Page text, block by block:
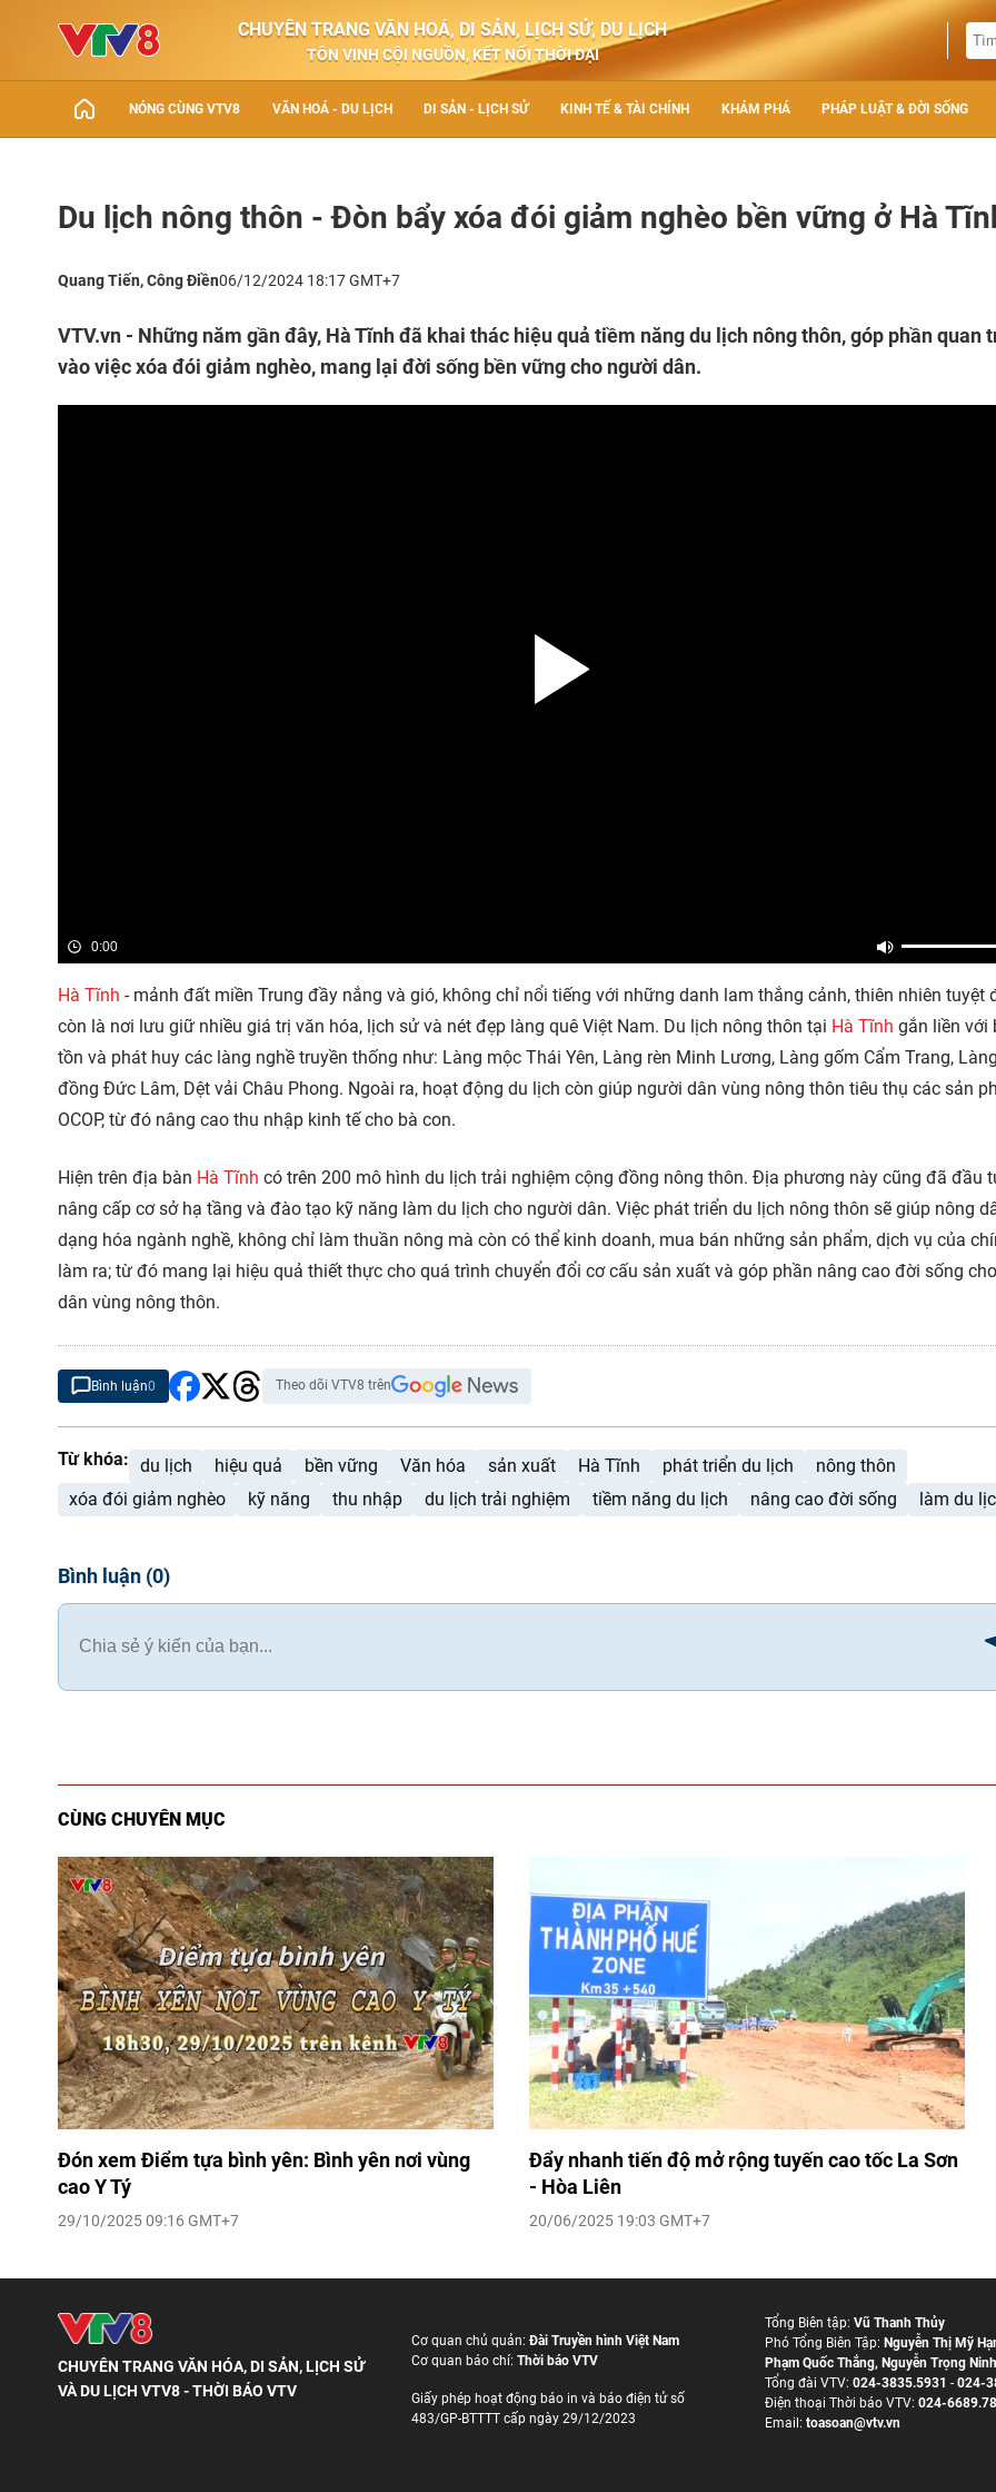
CHUYÊN TRANG VĂN HOÁ, DI SẢN, LỊCH SỬ, DU LỊCH
TÔN VINH CỘI NGUỒN, KẾT NỐI THỜI ĐẠI
NÓNG CÙNG VTV8 VĂN HOÁ - DU LỊCH DI SẢN - LỊCH SỬ KINH TẾ & TÀI CHÍNH KHÁM PHÁ PHÁP LUẬT & ĐỜI SỐNG
Du lịch nông thôn - Đòn bẩy xóa đói giảm nghèo bền vững ở Hà
Quang Tiến, Công Điền06/12/2024 18:17 GMT+7
VTV.vn - Những năm gần đây, Hà Tĩnh đã khai thác hiệu quả tiềm năng du lịch nông thôn, góp phần quan
vào việc xóa đói giảm nghèo, mang lại đời sống bền vững cho người dân.
0:00
Hà Tĩnh - mảnh đất miền Trung đầy nắng và gió, không chỉ nổi tiếng với những danh lam thắng cảnh, thiên nhiên tuyệt
còn là nơi lưu giữ nhiều giá trị văn hóa, lịch sử và nét đẹp làng quê Việt Nam. Du lịch nông thôn tại Hà Tĩnh gắn liền với
tồn và phát huy các làng nghề truyền thống như: Làng mộc Thái Yên, Làng rèn Minh Lương, Làng gốm Cẩm Trang,
đồng Đức Lâm, Dệt vải Châu Phong. Ngoài ra, hoạt động du lịch còn giúp người dân vùng nông thôn tiêu thụ các sản
OCOP, từ đó nâng cao thu nhập kinh tế cho bà con.
Hiện trên địa bàn Hà Tĩnh có trên 200 mô hình du lịch trải nghiệm cộng đồng nông thôn. Địa phương này cũng đã đầu
nâng cấp cơ sở hạ tầng và đào tạo kỹ năng làm du lịch cho người dân. Việc phát triển du lịch nông thôn sẽ giúp nông
dạng hóa ngành nghề, không chỉ làm thuần nông mà còn có thể kinh doanh, mua bán những sản phẩm, dịch vụ của
làm ra; từ đó mang lại hiệu quả thiết thực cho quá trình chuyển đổi cơ cấu sản xuất và góp phần nâng cao đời sống
dân vùng nông thôn.
Bình luận0 Theo dõi VTV8 trên
Từ khóa: du lịch hiệu quả bền vững Văn hóa sản xuất Hà Tĩnh phát triển du lịch
nông thôn
xóa đói giảm nghèo
kỹ năng thu nhập du lịch trải nghiệm tiềm năng du lịch nâng cao đời sống làm du
Bình luận (0)
CÙNG CHUYÊN MỤC
Đón xem Điểm tựa bình yên: Bình yên nơi vùng
cao Y Tý
29/10/2025 09:16 GMT+7
Đẩy nhanh tiến độ mở rộng tuyến cao tốc La Sơn
- Hòa Liên
20/06/2025 19:03 GMT+7
CHUYÊN TRANG VĂN HÓA, DI SẢN, LỊCH SỬ
VÀ DU LỊCH VTV8 - THỜI BÁO VTV
Cơ quan chủ quản:Đài Truyền hình Việt Nam
Cơ quan báo chí: Thời báo VTV
Giấy phép hoạt động báo in và báo điện tử số
483/GP-BTTTT cấp ngày 29/12/2023
Tổng Biên tập: Vũ Thanh Thủy
Phó Tổng Biên Tập: Nguyễn Thị Mỹ
Phạm Quốc Thắng, Nguyễn Trọng Ninh
Tổng đài VTV: 024-3835.5931 - 024-
Ðiện thoại Thời báo VTV: 024-
Email: toasoan@vtv.vn